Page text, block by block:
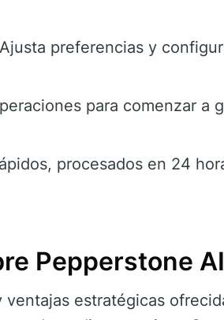
Ajusta preferencias y
para comenzar a
procesados en 24
Pepperstone AI
estratégicas